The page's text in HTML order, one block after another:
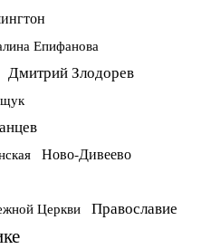
Епифанова
Дмитрий Злодорев
Ново-Дивеево
Церкви Православие